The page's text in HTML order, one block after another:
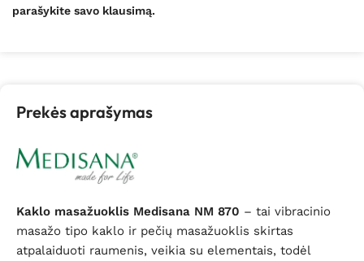
parašykite savo klausimą.
Prekės aprašymas
Kaklo masažuoklis Medisana NM 870 – tai vibracinio
masažo tipo kaklo ir pečių masažuoklis skirtas
atpalaiduoti raumenis, veikia su elementais, todėl